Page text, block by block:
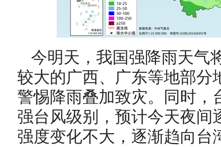
今明天，我国强降雨天气
较大的广西、广东等地部分
警惕降雨叠加致灾。同时，
强台风级别，预计今天夜间
强度变化不大，逐渐趋向台